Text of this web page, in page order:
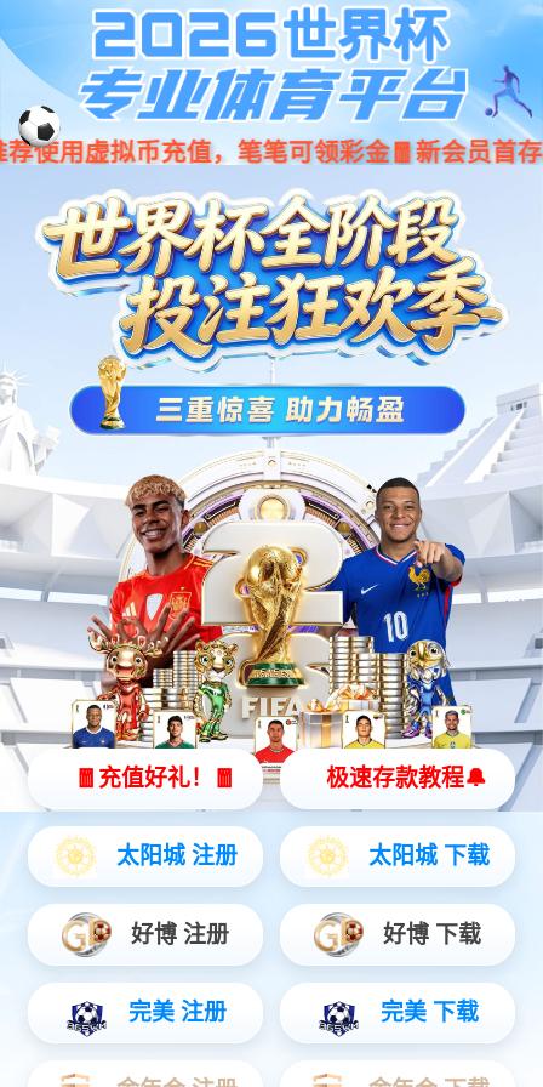
股票
代码 001266
电源模块
ePower电源管理模块
车辆电源管理
eMinipower智能电源管理模块
工程机械 农业机械 环卫机械